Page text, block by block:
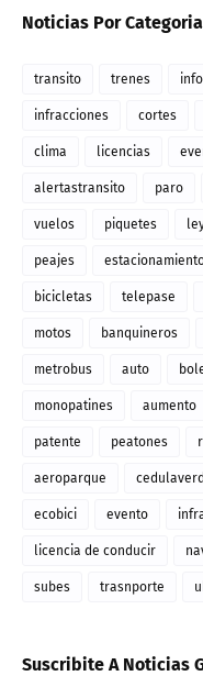
Noticias Por Categoria
transito trenes
infracciones cortes
clima licencias
alertastransito paro
vuelos piquetes
peajes
bicicletas telepase
motos banquineros
metrobus auto
monopatines aumento
patente peatones
aeroparque
ecobici evento
licencia de conducir
subes trasnporte
Suscribite A Noticias